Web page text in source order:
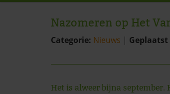
Nazomeren op Het
Categorie: Nieuws | Geplaatst
Het is alweer bijna